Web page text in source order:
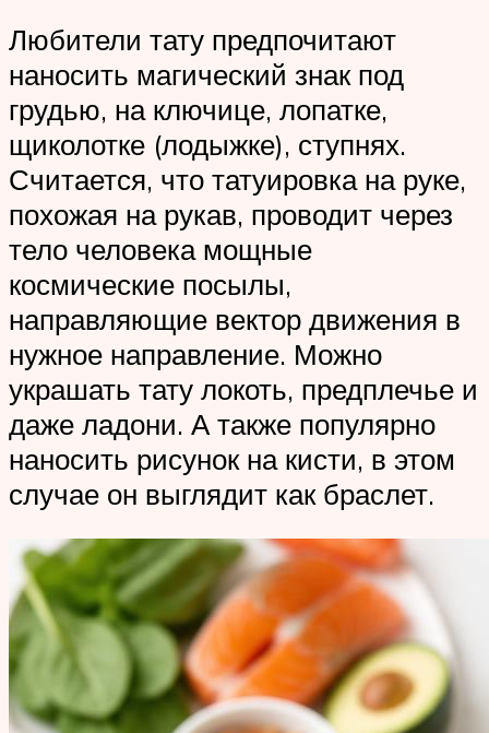
Любители тату предпочитают
наносить магический знак под
грудью, на ключице, лопатке,
щиколотке (лодыжке), ступнях.
Считается, что татуировка на руке,
похожая на рукав, проводит через
тело человека мощные
космические посылы,
направляющие вектор движения в
нужное направление. Можно
украшать тату локоть, предплечье и
даже ладони. А также популярно
наносить рисунок на кисти, в этом
случае он выглядит как браслет.